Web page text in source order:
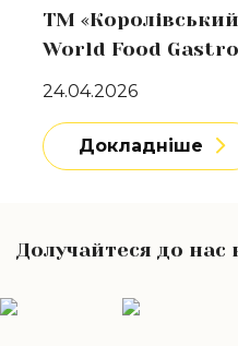
ТМ
World Food
24.04.2026
Докладніше
Долучайтеся до